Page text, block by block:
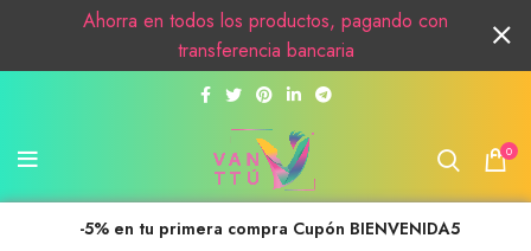
0
-5% en tu primera compra Cupón BIENVENIDA5
Ahorra en todos los productos, pagando con
transferencia bancaria